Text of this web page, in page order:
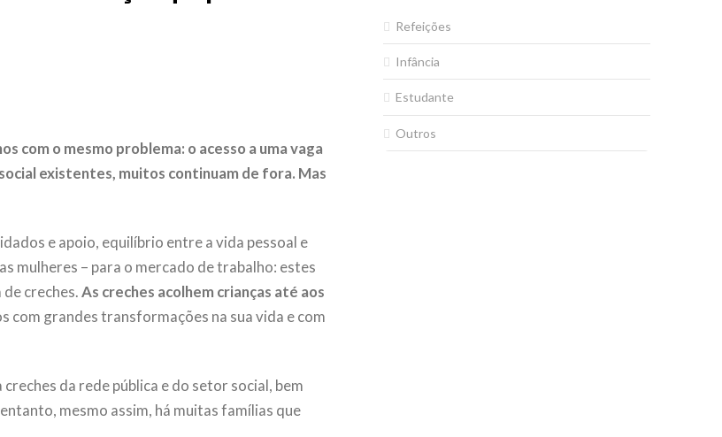
com o mesmo problema: o acesso a uma vaga
existentes, muitos continuam de fora. Mas
e apoio, equilíbrio entre a vida pessoal e
mulheres – para o mercado de trabalho: estes
creches.As creches acolhem crianças até aos
com grandes transformações na sua vida e com
da rede pública e do setor social, bem
mesmo assim, há muitas famílias que
Refeições
Infância
Estudante
Outros